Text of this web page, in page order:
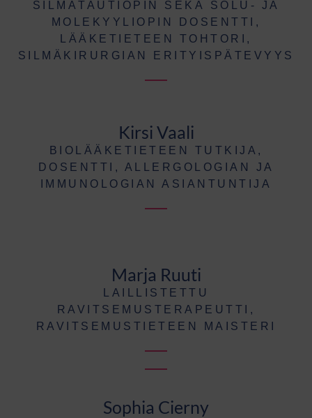
SILMÄTAUTIOPIN SEKÄ SOLU- JA
MOLEKYYLIOPIN DOSENTTI,
LÄÄKETIETEEN TOHTORI,
SILMÄKIRURGIAN ERITYISPÄTEVYYS
Kirsi Vaali
BIOLÄÄKETIETEEN TUTKIJA,
DOSENTTI, ALLERGOLOGIAN JA
IMMUNOLOGIAN ASIANTUNTIJA
Marja Ruuti
LAILLISTETTU
RAVITSEMUSTERAPEUTTI,
RAVITSEMUSTIETEEN MAISTERI
Sophia Cierny